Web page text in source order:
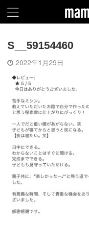
S__59154460
2022年1月29日